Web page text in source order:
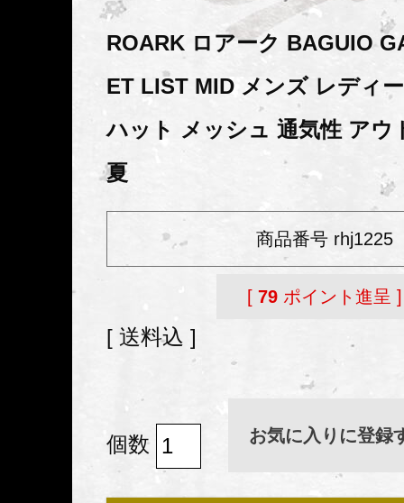
ROARK ロアーク BAGUIO
ET LIST MID メンズ レディ
ハット メッシュ 通気性 アウ
夏
商品番号 rhj1225
[ 79 ポイント進呈 ]
送料込
お気に入りに登録